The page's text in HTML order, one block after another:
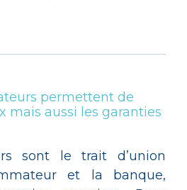
permettent de
mais aussi les garanties
sont le trait d’union
et la banque,